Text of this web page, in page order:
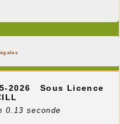
2026
Sous Licence
0.13 seconde